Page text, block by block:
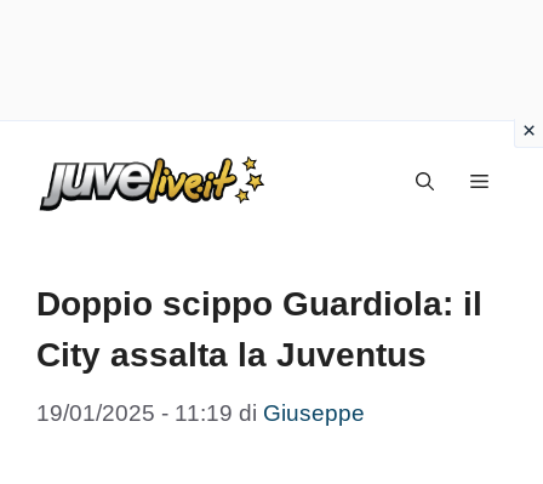
Menu
Doppio scippo Guardiola: il
City assalta la Juventus
19/01/2025 - 11:19 di Giuseppe